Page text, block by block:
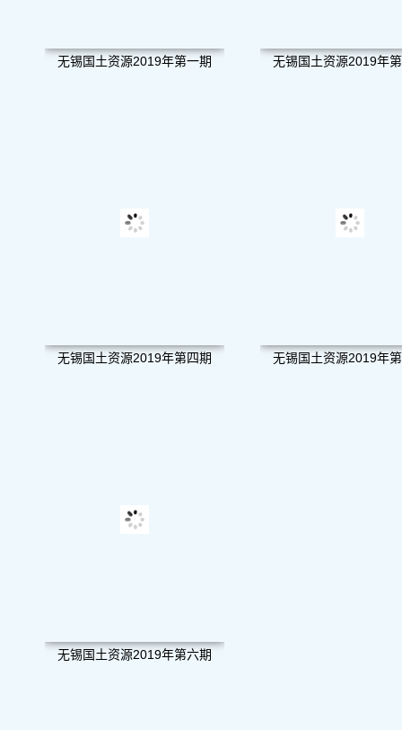
无锡国土资源2019年第一期 无锡国土资源2019年
无锡国土资源2019年第四期 无锡国土资源2019年
无锡国土资源2019年第六期